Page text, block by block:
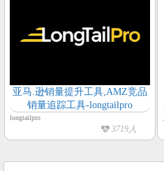
亚马.逊销量提升工具,AMZ竞品
销量追踪工具-longtailpro
longtailpro
3719人